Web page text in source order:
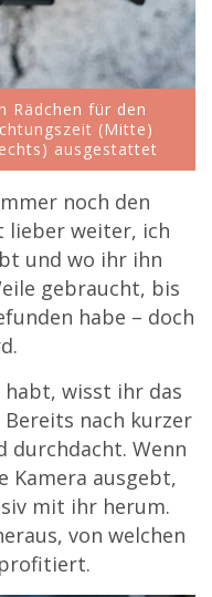
Rädchen für den
(Mitte)
ausgestattet
noch den
lieber weiter, ich
und wo ihr ihn
gebraucht, bis
habe – doch
wisst ihr das
nach kurzer
durchdacht. Wenn
Kamera ausgebt,
mit ihr herum.
von welchen